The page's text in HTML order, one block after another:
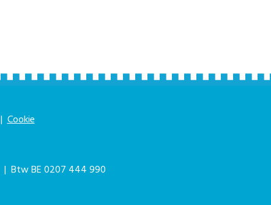
|Cookie
| Btw BE 0207 444 990